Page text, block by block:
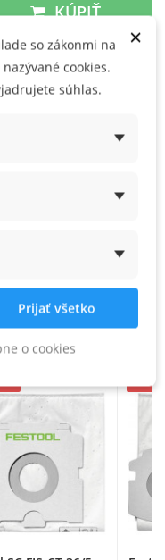
KÚPIŤ
Zľava
×
so zákonmi na
cookies.
súhlas.
Prijať všetko
o cookies